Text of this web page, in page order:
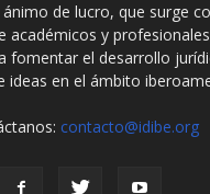
de lucro, que surge
académicos y
fomentar el desarrollo
ideas en el ámbito
contacto@idibe.org